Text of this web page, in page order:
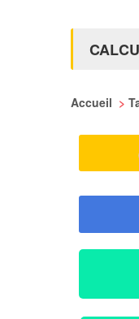
Accueil >